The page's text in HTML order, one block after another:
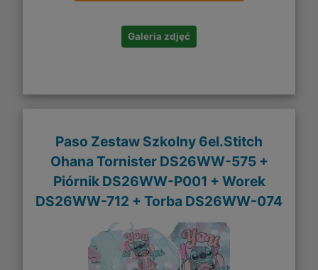
Galeria zdjęć
Paso Zestaw Szkolny 6el.Stitch
Ohana Tornister DS26WW-575 +
Piórnik DS26WW-P001 + Worek
DS26WW-712 + Torba DS26WW-074